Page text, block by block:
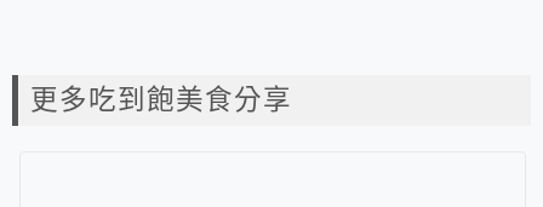
更多吃到飽美食分享